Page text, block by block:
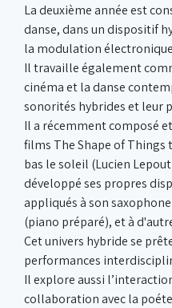
La deuxième année est
danse, dans un dispositif
la modulation
Il travaille également
cinéma et la danse
sonorités hybrides et leur
Il a récemment composé
films The Shape of Things
bas le soleil (Lucien
développé ses propres
appliqués à son
(piano préparé), et à
Cet univers hybride se
performances
Il explore aussi
collaboration avec la